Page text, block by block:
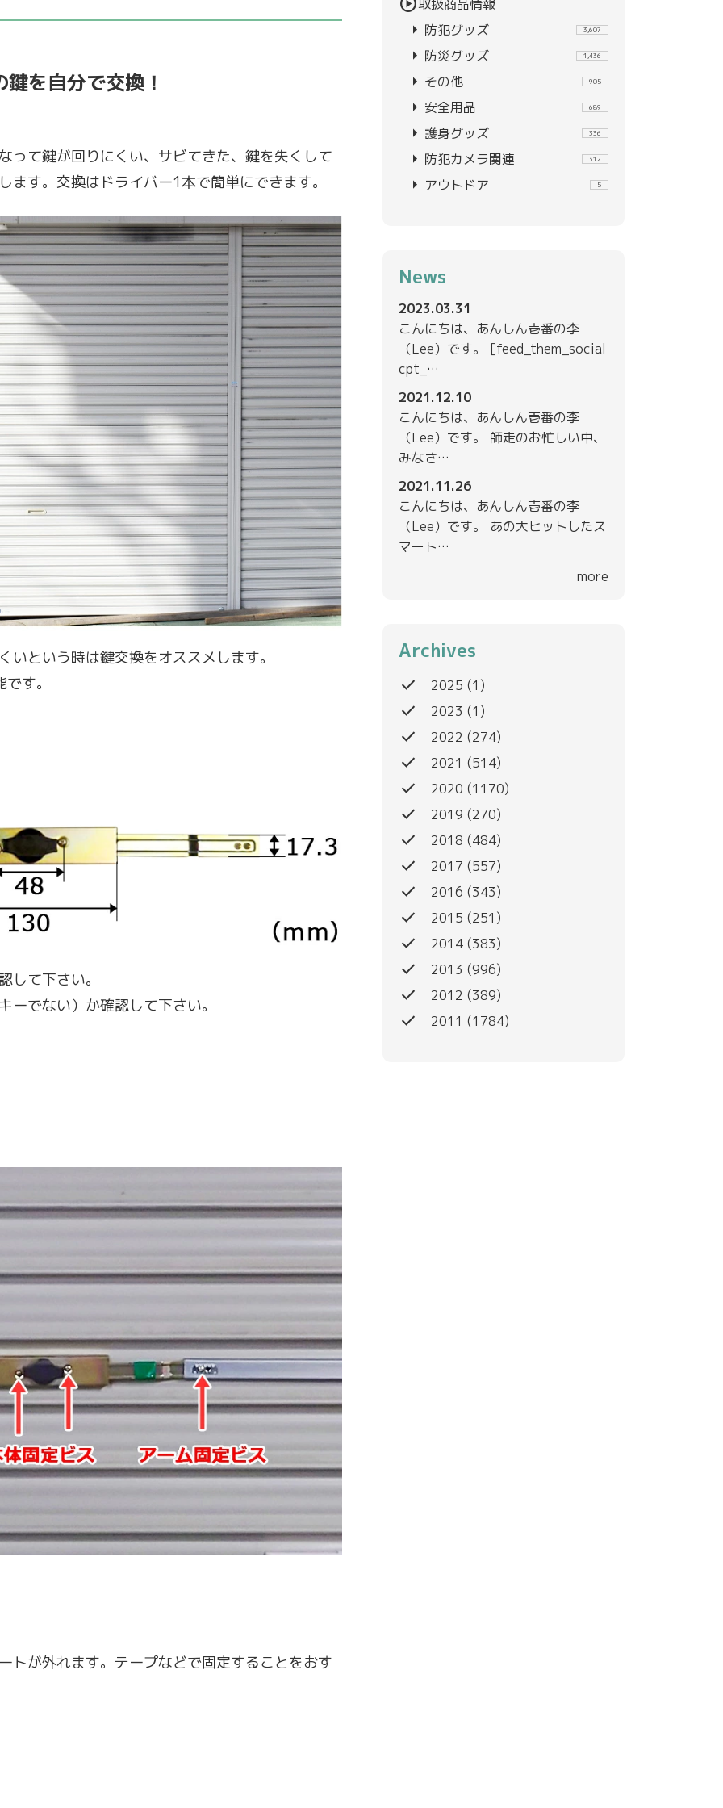
を自分で交換！
って鍵が回りにくい、サビてきた、鍵を失くして
す。交換はドライバー1本で簡単にできます。
という時は鍵交換をオススメします。
す。
して下さい。
でない）か確認して下さい。
が外れます。テープなどで固定することをおす
取扱商品情報
arrow_right 防犯グッズ 3,607
arrow_right 防災グッズ 1,436
arrow_right その他 905
arrow_right 安全用品 689
arrow_right 護身グッズ 336
arrow_right 防犯カメラ関連 312
arrow_right アウトドア 5
News
2023.03.31
こんにちは、あんしん壱番の李
（Lee）です。 [feed_them_social
cpt_…
2021.12.10
こんにちは、あんしん壱番の李
（Lee）です。 師走のお忙しい中、
みなさ…
2021.11.26
こんにちは、あんしん壱番の李
（Lee）です。 あの大ヒットしたス
マート…
more
Archives
done 2025 (1)
done 2023 (1)
done 2022 (274)
done 2021 (514)
done 2020 (1170)
done 2019 (270)
done 2018 (484)
done 2017 (557)
done 2016 (343)
done 2015 (251)
done 2014 (383)
done 2013 (996)
done 2012 (389)
done 2011 (1784)